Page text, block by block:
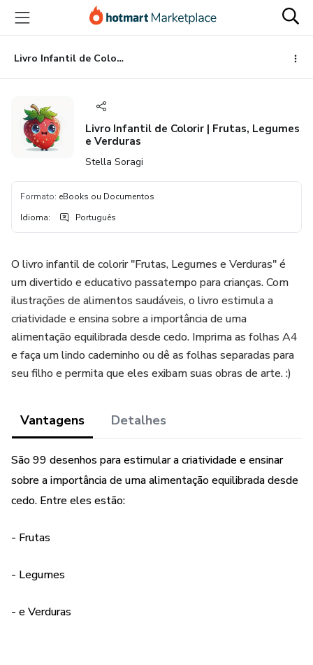
para
conteúdo
principal
para
pagamento
para
rodapé
Livro Infantil de Colorir | Frutas, Legumes e Verduras
Livro Infantil de Colorir | Frutas, Legumes
e Verduras
Stella Soragi
Formato: eBooks ou Documentos
Idioma: Português
O livro infantil de colorir "Frutas, Legumes e Verduras" é
um divertido e educativo passatempo para crianças. Com
ilustrações de alimentos saudáveis, o livro estimula a
criatividade e ensina sobre a importância de uma
alimentação equilibrada desde cedo. Imprima as folhas A4
e faça um lindo caderninho ou dê as folhas separadas para
seu filho e permita que eles exibam suas obras de arte. :)
Vantagens Detalhes
São 99 desenhos para estimular a criatividade e ensinar
sobre a importância de uma alimentação equilibrada desde
cedo. Entre eles estão:
- Frutas
- Legumes
- e Verduras